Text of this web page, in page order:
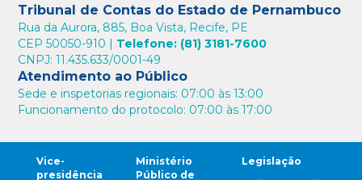
Tribunal de Contas do Estado de Pernambuco
Rua da Aurora, 885, Boa Vista, Recife, PE
CEP 50050-910 | Telefone: (81) 3181-7600
CNPJ: 11.435.633/0001-49
Atendimento ao Público
Sede e inspetorias regionais: 07:00 às 13:00
Funcionamento do protocolo: 07:00 às 17:00
Vice-
presidência
Ministério
Público de
Legislação